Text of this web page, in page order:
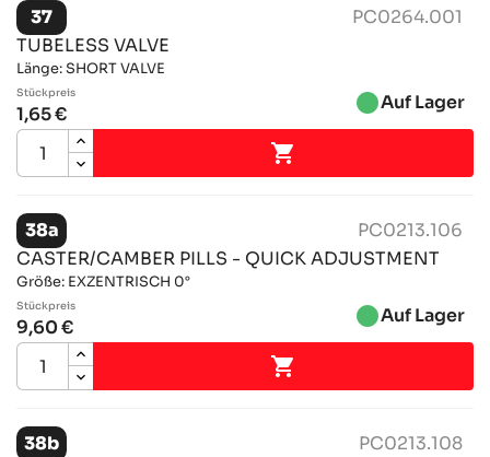
37
PC0264.001
TUBELESS VALVE
Länge: SHORT VALVE
Stückpreis
1,65 € brightness_1Auf Lager

38a
PC0213.106
CASTER/CAMBER PILLS - QUICK ADJUSTMENT
Größe: EXZENTRISCH 0°
Stückpreis
9,60 € brightness_1Auf Lager

38b
PC0213.108